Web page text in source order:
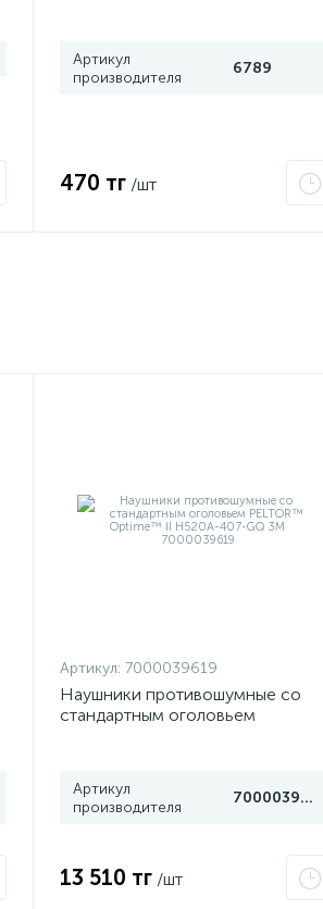
Артикул
производителя
6789
470 тг /шт
Артикул: 7000039619
Наушники противошумные со
стандартным оголовьем
Артикул
производителя
7000039619
13 510 тг /шт